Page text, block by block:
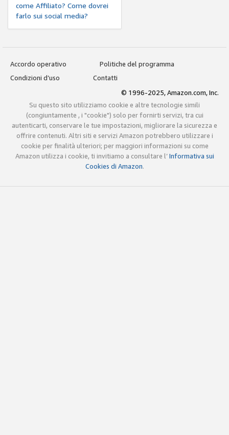
come Affiliato? Come dovrei
farlo sui social media?
Accordo operativo
Politiche del programma
Condizioni d’uso
Contatti
© 1996-2025, Amazon.com, Inc.
Su questo sito utilizziamo cookie e altre tecnologie simili
(congiuntamente , i "cookie") solo per fornirti servizi, tra cui
autenticarti, conservare le tue impostazioni, migliorare la sicurezza e
offrire contenuti. Altri siti e servizi Amazon potrebbero utilizzare i
cookie per finalità ulteriori; per maggiori informazioni su come
Amazon utilizza i cookie, ti invitiamo a consultare l’Informativa sui
Cookies di Amazon.